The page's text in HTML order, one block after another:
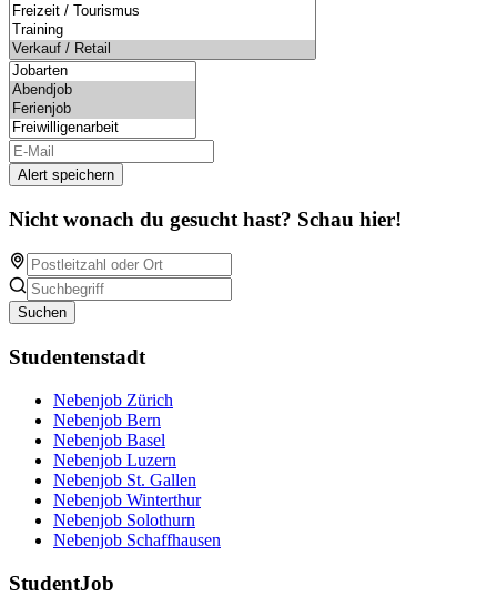
Alert speichern
Nicht wonach du gesucht hast? Schau hier!
Suchen
Studentenstadt
Nebenjob Zürich
Nebenjob Bern
Nebenjob Basel
Nebenjob Luzern
Nebenjob St. Gallen
Nebenjob Winterthur
Nebenjob Solothurn
Nebenjob Schaffhausen
StudentJob